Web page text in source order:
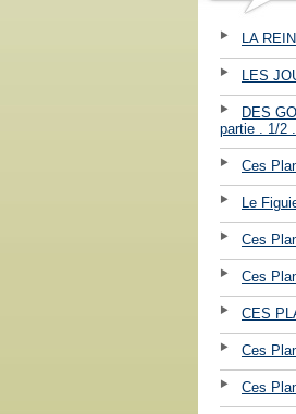
LA
LES
DES
partie . 1/2
Ces
Le
Ces
Ces
CES
Ces
Ces